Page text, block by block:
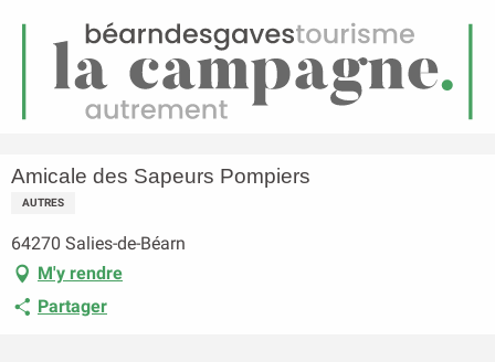
Menu
Amicale des Sapeurs Pompiers
Amicale des Sapeurs Pompiers
AUTRES
64270 Salies-de-Béarn
M'y rendre
Partager